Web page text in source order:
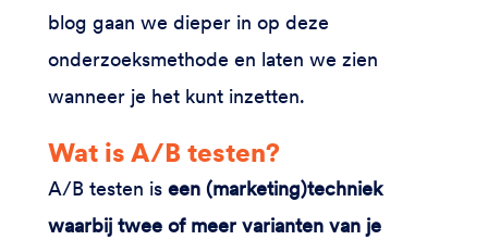
blog gaan we dieper in op deze
onderzoeksmethode en laten we zien
wanneer je het kunt inzetten.
Wat is A/B testen?
A/B testen is een (marketing)techniek
waarbij twee of meer varianten van je